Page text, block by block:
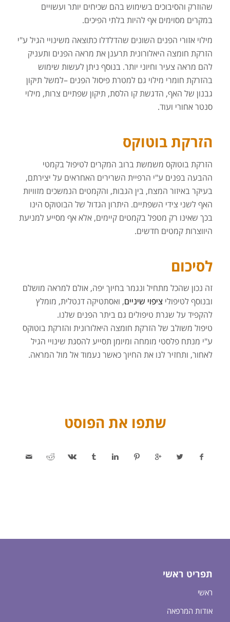
שהוזרק והסיבוכים בשימוש בהם שכיחים יותר ועשויים
במקרים מסוימים אף להיות בלתי הפיכים.
מילוי אזורי הפנים השונים שהדלדלו כתוצאה משינויי הגיל ע"י
הזרקת חומצה היאלורונית תרענן את מראה הפנים ותעניק
להם מראה צעיר וחיוני יותר. בנוסף ניתן לעשות שימוש
בהזרקת חומרי מילוי גם למטרת פיסול הפנים –למשל תיקון
גבנון של האף, הדגשת קו הלסת, תיקון שפתיים צרות, מילוי
סנטר אחורי ועוד.
הזרקת בוטוקס
הזרקת בוטוקס משמשת ברוב המקרים לטיפול בקמטי
ההבעה בפנים ע"י הרפיית השרירים האחראים על יצירתם,
בעיקר באיזור המצח, בין הגבות, והקמטים הנמשכים מזוויות
האף לשני צידי השפתיים. היתרון הגדול של הבוטוקס הינו
בכך שאינו רק מטפל בקמטים קיימים, אלא אף מסייע למניעת
היווצרות קמטים חדשים.
לסיכום
זה נכון שהכל מתחיל ונגמר בחיוך יפה, אולם למראה מושלם
ובנוסף לטיפולי ציפוי שיניים, ואסתטיקה דנטלית, מומלץ
להקפיד על שגרת טיפולים גם ביתר הפנים שלנו.
טיפול משולב של הזרקת חומצה היאלורונית והזרקת בוטוקס
ע"י מנתח פלסטי מומחה ומיומן תסייע להסגת שינויי הגיל
לאחור, ותחזיר לנו את החיוך כאשר נעמוד אל מול המראה.
שתפו את הפוסט
תפריט ראשי
ראשי
אודות המרפאה